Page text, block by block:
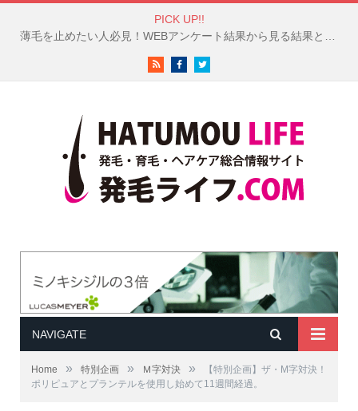
PICK UP!!
白髪対策は成功している？50代以上の女性100人のヘアケア調査結果が興味深い！
RSS FacebookTwitter
NAVIGATE
Home » 特別企画 » Ｍ字対決 »
【特別企画】ザ・M字対決！
ポリピュアとプランテルを使用し始めて11週間経過。